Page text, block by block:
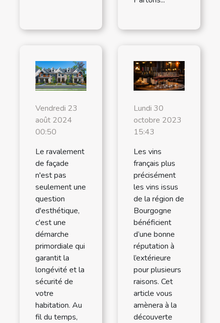
Vendredi 23
août 2024
00:50
Le ravalement
de façade
n'est pas
seulement une
question
d'esthétique,
c'est une
démarche
primordiale qui
garantit la
longévité et la
sécurité de
votre
habitation. Au
fil du temps,
Lundi 30
octobre 2023
15:43
Les vins
français plus
précisément
les vins issus
de la région de
Bourgogne
bénéficient
d’une bonne
réputation à
l’extérieure
pour plusieurs
raisons. Cet
article vous
amènera à la
découverte